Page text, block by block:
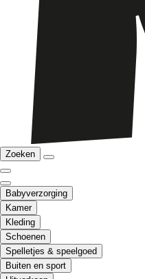
Zoeken
Babyverzorging
Kamer
Kleding
Schoenen
Spelletjes & speelgoed
Buiten en sport